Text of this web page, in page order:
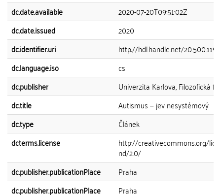
dc.date.available
2020-07-20T09:51:02Z
dc.date.issued
2020
dc.identifier.uri
http://hdl.handle.net/
dc.language.iso
cs
dc.publisher
Univerzita Karlova, Filozofická
dc.title
Autismus — jev nesystémový
dc.type
Článek
dcterms.license
http://creativecommons.org/
nd/2.0/
dc.publisher.publicationPlace
Praha
dc.publisher.publicationPlace
Praha